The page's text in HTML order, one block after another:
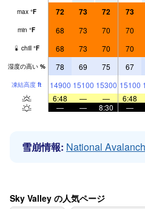
max °F 72 73 72 73
min °F 68 73 70 70
chill °F 68 73 70 70
湿度の高い % 78 69 75 67
凍結高度 ft 14900 15100 15300 15100
6:48
— — 6:48
—
— 8:30 —
雪崩情報: National
Sky Valley の人気ページ